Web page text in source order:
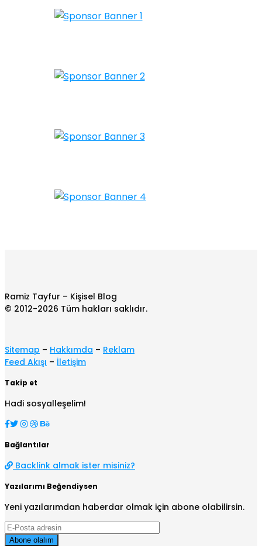
Ramiz Tayfur – Kişisel Blog
© 2012-2026 Tüm hakları saklıdır.
Sitemap – Hakkımda – Reklam
Feed Akışı – İletişim
Takip et
Hadi sosyalleşelim!
Bağlantılar
Backlink almak ister misiniz?
Yazılarımı Beğendiysen
Yeni yazılarımdan haberdar olmak için abone olabilirsin.